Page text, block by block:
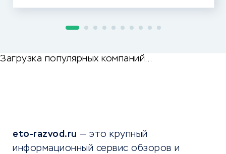
Загрузка популярных компаний…
eto-razvod.ru — это крупный
информационный сервис обзоров и